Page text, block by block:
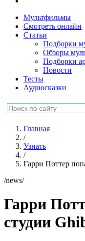
Мультфильмы
Смотреть онлайн
Статьи
Подборки
Обзоры
Подборки
Новости
Тесты
Аудиосказки
Главная
/
Узнать
/
Гарри Поттер
/news/
Гарри
студии